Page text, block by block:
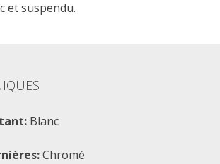
et suspendu.
Blanc
Chromé